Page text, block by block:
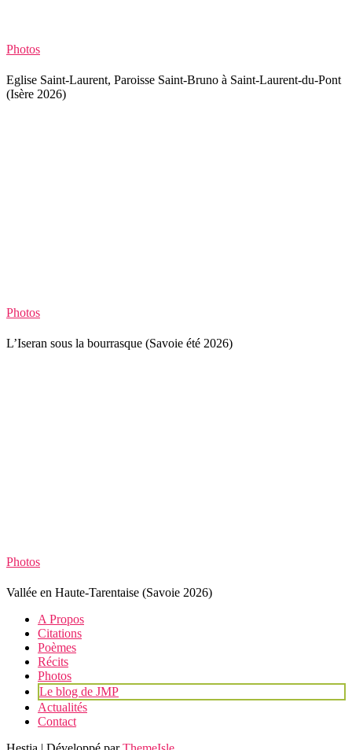
Photos
Eglise Saint-Laurent, Paroisse Saint-Bruno à Saint-Laurent-du-Pont
(Isère 2026)
Photos
L’Iseran sous la bourrasque (Savoie été 2026)
Photos
Vallée en Haute-Tarentaise (Savoie 2026)
A Propos
Citations
Poèmes
Récits
Photos
Le blog de JMP
Actualités
Contact